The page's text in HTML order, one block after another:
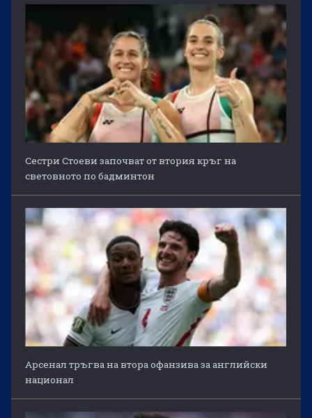
Сестри Стоеви започват от втория кръг на
световното по бадминтон
Арсенал тръгва на втора офанзива за английски
национал